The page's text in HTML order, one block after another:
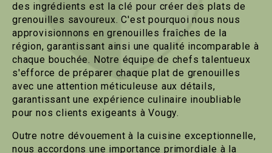
des ingrédients est la clé pour créer des plats de
grenouilles savoureux. C'est pourquoi nous nous
approvisionnons en grenouilles fraîches de la
région, garantissant ainsi une qualité incomparable à
chaque bouchée. Notre équipe de chefs talentueux
s'efforce de préparer chaque plat de grenouilles
avec une attention méticuleuse aux détails,
garantissant une expérience culinaire inoubliable
pour nos clients exigeants à Vougy.
Outre notre dévouement à la cuisine exceptionnelle,
nous accordons une importance primordiale à la